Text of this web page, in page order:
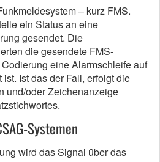
– kurz FMS.
ein Status an eine
gesendet. Die
die gesendete FMS-
eine Alarmschleife auf
Ist das der Fall, erfolgt die
und/oder Zeichenanzeige
Systemen
wird das Signal über das